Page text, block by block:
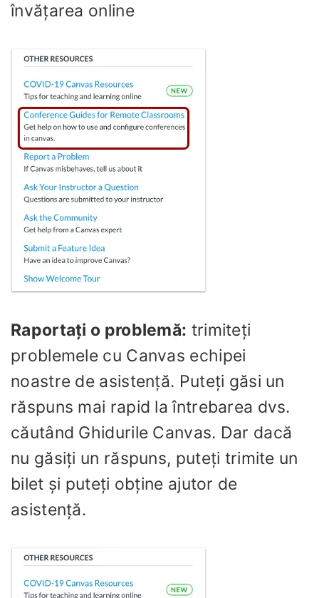
învățarea online
Raportați o problemă: trimiteți
problemele cu Canvas echipei
noastre de asistență. Puteți găsi un
răspuns mai rapid la întrebarea dvs.
căutând Ghidurile Canvas. Dar dacă
nu găsiți un răspuns, puteți trimite un
bilet și puteți obține ajutor de
asistență.